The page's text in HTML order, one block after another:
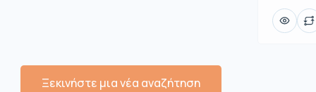
Ξεκινήστε μια νέα αναζήτηση